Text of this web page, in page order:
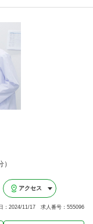
アクセス
：2024/11/17 求人番号：555096